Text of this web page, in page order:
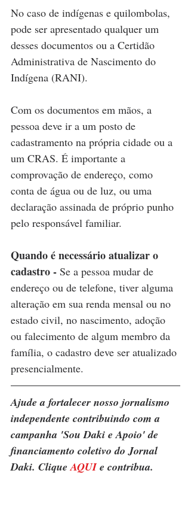
No caso de indígenas e quilombolas,
pode ser apresentado qualquer um
desses documentos ou a Certidão
Administrativa de Nascimento do
Indígena (RANI).
Com os documentos em mãos, a
pessoa deve ir a um posto de
cadastramento na própria cidade ou a
um CRAS. É importante a
comprovação de endereço, como
conta de água ou de luz, ou uma
declaração assinada de próprio punho
pelo responsável familiar.
Quando é necessário atualizar o
cadastro - Se a pessoa mudar de
endereço ou de telefone, tiver alguma
alteração em sua renda mensal ou no
estado civil, no nascimento, adoção
ou falecimento de algum membro da
família, o cadastro deve ser atualizado
presencialmente.
Ajude a fortalecer nosso jornalismo
independente contribuindo com a
campanha 'Sou Daki e Apoio' de
financiamento coletivo do Jornal
Daki. Clique AQUI e contribua.